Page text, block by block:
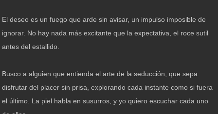
El deseo es un fuego que arde sin avisar, un impulso imposible de
ignorar. No hay nada más excitante que la expectativa, el roce sutil
antes del estallido.
Busco a alguien que entienda el arte de la seducción, que sepa
disfrutar del placer sin prisa, explorando cada instante como si fuera
el último. La piel habla en susurros, y yo quiero escuchar cada uno